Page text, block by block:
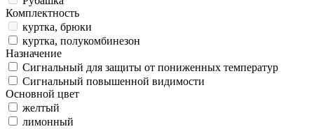
Комплектность
куртка, брюки
куртка, полукомбинезон
Назначение
Сигнальный для защиты от пониженных температур
Сигнальный повышенной видимости
Основной цвет
желтый
лимонный